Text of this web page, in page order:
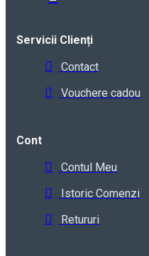
Servicii Clienți
Contact
Vouchere cadou
Cont
Contul Meu
Istoric Comenzi
Retururi